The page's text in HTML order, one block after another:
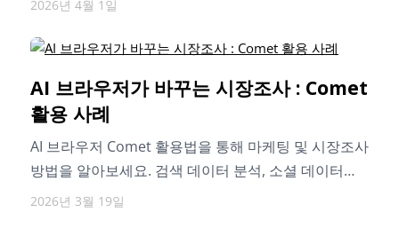
2026년 4월 1일
AI 브라우저가 바꾸는 시장조사 : Comet
활용 사례
AI 브라우저 Comet 활용법을 통해 마케팅 및 시장조사
방법을 알아보세요. 검색 데이터 분석, 소셜 데이터
분석, SERP 분석,…
2026년 3월 19일